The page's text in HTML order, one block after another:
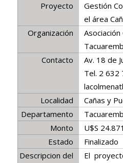
Proyecto
Gestión
el área
Organización
Asociación
Contacto
Av. 18 de
Tel. 2 632
Localidad
Cañas y
Departamento
Monto
U$S
Estado
Finalizado
Descripcion del
El